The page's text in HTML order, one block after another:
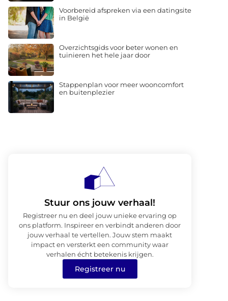
Voorbereid afspreken via een datingsite
in België
Overzichtsgids voor beter wonen en
tuinieren het hele jaar door
Stappenplan voor meer wooncomfort
en buitenplezier
Stuur ons jouw verhaal!
Registreer nu en deel jouw unieke ervaring op
ons platform. Inspireer en verbindt anderen door
jouw verhaal te vertellen. Jouw stem maakt
impact en versterkt een community waar
verhalen écht betekenis krijgen.
Registreer nu